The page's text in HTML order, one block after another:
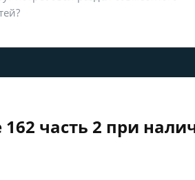
часть 2 при